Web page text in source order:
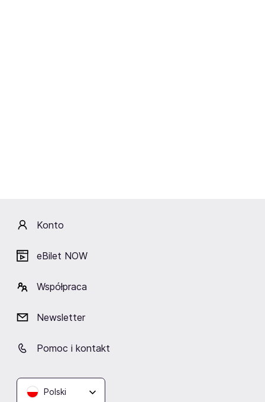
Konto
eBilet NOW
Współpraca
Newsletter
Pomoc i kontakt
Polski